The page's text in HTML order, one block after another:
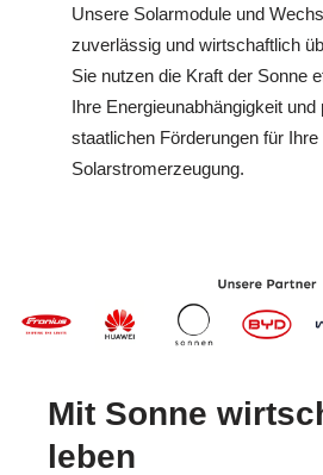
Unsere Solarmodule und
zuverlässig und wirtschaftlich
Sie nutzen die Kraft der Sonne
Ihre Energieunabhängigkeit und
staatlichen Förderungen für Ihre
Solarstromerzeugung.
Mit Sonne
leben